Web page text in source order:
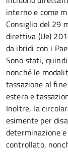
interno e come
Consiglio del 29
direttiva (Ue)
da ibridi con i
Sono stati,
nonché le
tassazione al
estera e
Inoltre, la
esimente per
determinazione
controllato,